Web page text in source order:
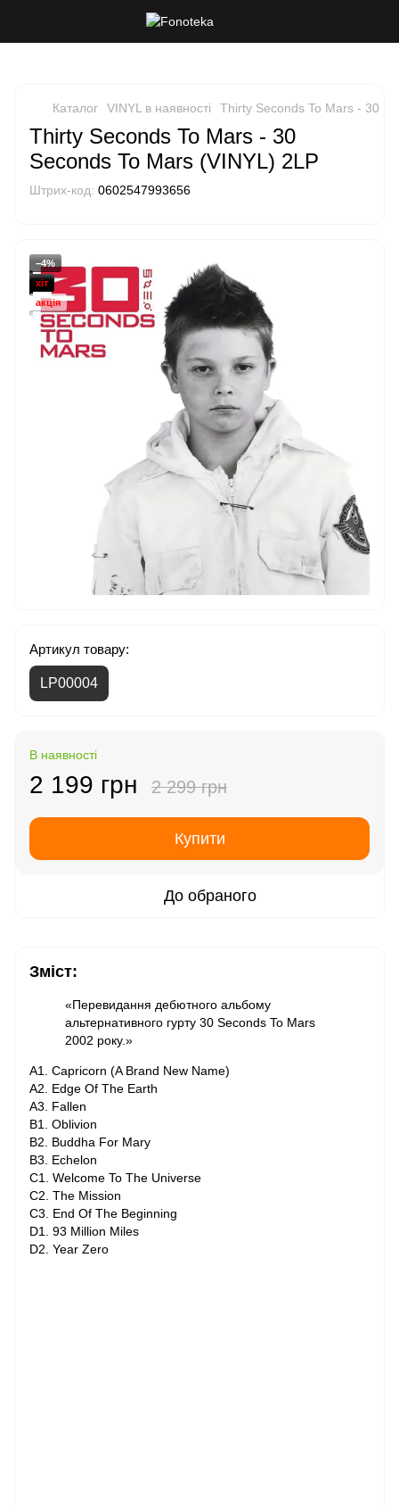
Каталог VINYL в наявності Thirty Seconds To Mars - 30
Thirty Seconds To Mars - 30
Seconds To Mars (VINYL) 2LP
Штрих-код: 0602547993656
−4%
хіт
акція
Артикул товару:
LP00004
В наявності
2 199 грн 2 299 грн
Купити
До обраного
Зміст:
«Перевидання дебютного альбому
альтернативного гурту 30 Seconds To Mars
2002 року.»
A1. Capricorn (A Brand New Name)
A2. Edge Of The Earth
A3. Fallen
B1. Oblivion
B2. Buddha For Mary
B3. Echelon
C1. Welcome To The Universe
C2. The Mission
C3. End Of The Beginning
D1. 93 Million Miles
D2. Year Zero